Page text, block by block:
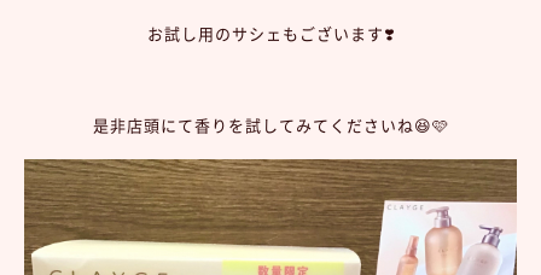
お試し用のサシェもございます❣️
是非店頭にて香りを試してみてくださいね😆🩷